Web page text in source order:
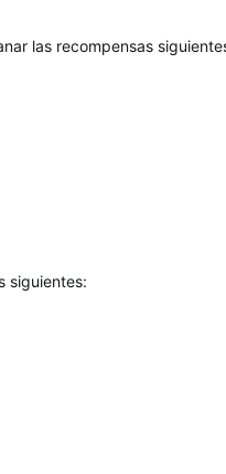
las recompensas
siguientes: